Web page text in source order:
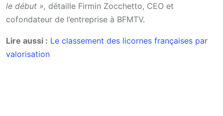
le début », détaille Firmin Zocchetto, CEO et
cofondateur de l’entreprise à BFMTV.
Lire aussi : Le classement des licornes françaises par
valorisation